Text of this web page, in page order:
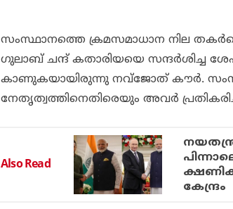
സംസ്ഥാനത്തെ ക്രമസമാധാന നില
ഗുലാബ് ചന്ദ് കതാരിയയെ സന്ദര്‍ശിച്ച
കാണുകയായിരുന്നു നവ്‌ജോത് കൗര്‍.
നേതൃത്വത്തിനെതിരെയും അവര്‍
Also Read
കേന്ദ്രം